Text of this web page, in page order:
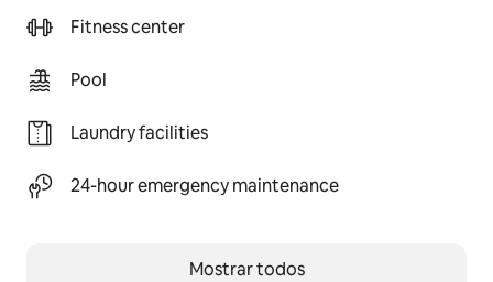
Fitness center
Pool
Laundry facilities
24-hour emergency maintenance
Mostrar todos